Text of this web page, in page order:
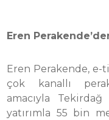
Eren
Eren Perakende,
çok kanallı
amacıyla
yatırımla 55 bin